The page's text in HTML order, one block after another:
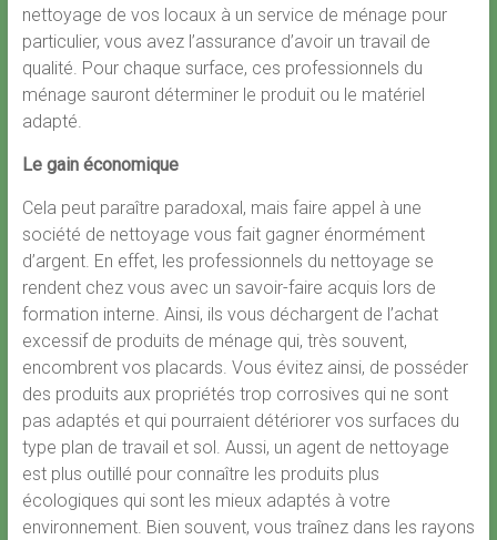
nettoyage de vos locaux à un service de ménage pour
particulier, vous avez l’assurance d’avoir un travail de
qualité. Pour chaque surface, ces professionnels du
ménage sauront déterminer le produit ou le matériel
adapté.
Le gain économique
Cela peut paraître paradoxal, mais faire appel à une
société de nettoyage vous fait gagner énormément
d’argent. En effet, les professionnels du nettoyage se
rendent chez vous avec un savoir-faire acquis lors de
formation interne. Ainsi, ils vous déchargent de l’achat
excessif de produits de ménage qui, très souvent,
encombrent vos placards. Vous évitez ainsi, de posséder
des produits aux propriétés trop corrosives qui ne sont
pas adaptés et qui pourraient détériorer vos surfaces du
type plan de travail et sol. Aussi, un agent de nettoyage
est plus outillé pour connaître les produits plus
écologiques qui sont les mieux adaptés à votre
environnement. Bien souvent, vous traînez dans les rayons